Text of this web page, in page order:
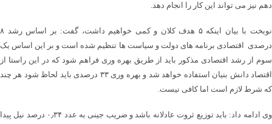
دهم نیز می تواند این کار را انجام دهد.
نوبخت با بیان اینکه ۵ هدف کلان و کمی خواهیم داشت، گفت: بر اساس رشد ۸
درصدی اقتصادی برنامه های دولت و سیاست ها تنظیم شده است و بر این اساس یک
سوم از رشد اقتصادی مذکور باید از طریق بهره وری فراهم شود که در این راستا از
اقتصاد دانش بنیان استفاده خواهد شد و بهره وری ۳۳ درصدی باید لحاظ شود هر چند
که شرط لازم است اما کافی نیست.
وی ادامه داد: باید توزیع ثروت عادلانه باشد و ضریب جینی به عدد ۰٫۳۴ درصد نیل پیدا